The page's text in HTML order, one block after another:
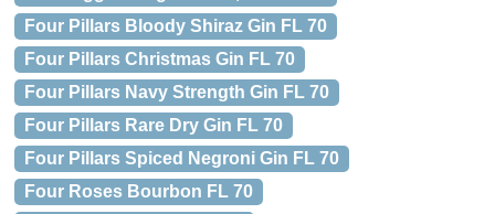
Four Pillars Bloody Shiraz Gin FL 70
Four Pillars Christmas Gin FL 70
Four Pillars Navy Strength Gin FL 70
Four Pillars Rare Dry Gin FL 70
Four Pillars Spiced Negroni Gin FL 70
Four Roses Bourbon FL 70